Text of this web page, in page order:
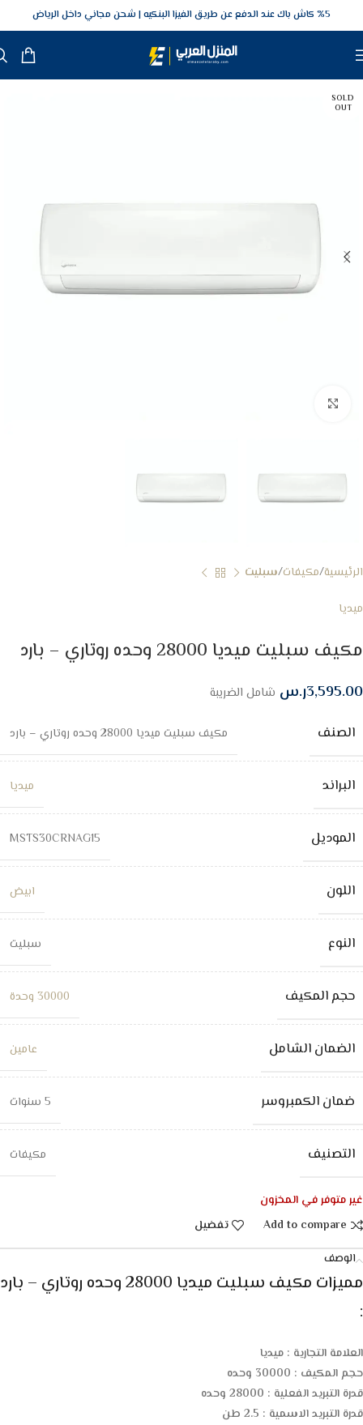
5‎% كاش باك عند الدفع عن طريق الفيزا البنكيه شحن مجاني داخل الرياض
SOLD
OUT
الرئيسية مكيفات سبليت
ميديا
مكيف سبليت ميديا 28000 وحده روتاري – بارد
3,595.00ر.س شامل الضريبة
الصنف مكيف سبليت ميديا 28000 وحده روتاري – بارد
البراند ميديا
الموديل MSTS30CRNAG15
اللون ابيض
النوع سبليت
حجم المكيف 30000 وحدة
الضمان الشامل عامين
ضمان الكمبروسر 5 سنوات
التصنيف مكيفات
غير متوفر في المخزون
Add to compare
تفضيل
الوصف
مميزات مكيف سبليت ميديا 28000 وحده روتاري – بارد
:
العلامة التجارية : ميديا
حجم المكيف : 30000 وحده
قدرة التبريد الفعلية : 28000 وحده
قدرة التبريد الاسمية : 2.5 طن